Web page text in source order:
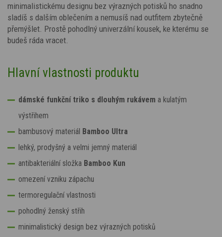
minimalistickému designu bez výrazných potisků ho snadno
sladíš s dalším oblečením a nemusíš nad outfitem zbytečně
přemýšlet. Prostě pohodlný univerzální kousek, ke kterému se
budeš ráda vracet.
Hlavní vlastnosti produktu
dámské funkční triko s dlouhým rukávem a kulatým
výstřihem
bambusový materiál Bamboo Ultra
lehký, prodyšný a velmi jemný materiál
antibakteriální složka Bamboo Kun
omezení vzniku zápachu
termoregulační vlastnosti
pohodlný ženský střih
minimalistický design bez výrazných potisků